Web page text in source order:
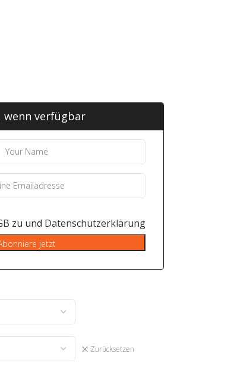
wenn verfügbar
zu und Datenschutzerklärung
jetzt
Zurücksetzen